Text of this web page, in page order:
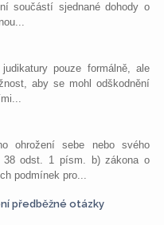
součástí sjednané dohody o
pouze formálně, ale
aby se mohl odškodnění
ohrožení sebe nebo svého
odst. 1 písm. b) zákona o
podmínek pro...
předběžné otázky